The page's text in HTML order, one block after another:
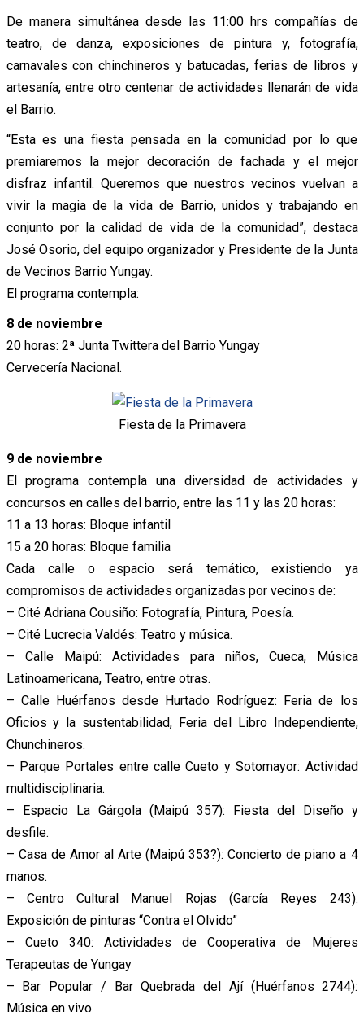
De manera simultánea desde las 11:00 hrs compañías de
teatro, de danza, exposiciones de pintura y, fotografía,
carnavales con chinchineros y batucadas, ferias de libros y
artesanía, entre otro centenar de actividades llenarán de vida
el Barrio.
“Esta es una fiesta pensada en la comunidad por lo que
premiaremos la mejor decoración de fachada y el mejor
disfraz infantil. Queremos que nuestros vecinos vuelvan a
vivir la magia de la vida de Barrio, unidos y trabajando en
conjunto por la calidad de vida de la comunidad”, destaca
José Osorio, del equipo organizador y Presidente de la Junta
de Vecinos Barrio Yungay.
El programa contempla:
8 de noviembre
20 horas: 2ª Junta Twittera del Barrio Yungay
Cervecería Nacional.
Fiesta de la Primavera
9 de noviembre
El programa contempla una diversidad de actividades y
concursos en calles del barrio, entre las 11 y las 20 horas:
11 a 13 horas: Bloque infantil
15 a 20 horas: Bloque familia
Cada calle o espacio será temático, existiendo ya
compromisos de actividades organizadas por vecinos de:
– Cité Adriana Cousiño: Fotografía, Pintura, Poesía.
– Cité Lucrecia Valdés: Teatro y música.
– Calle Maipú: Actividades para niños, Cueca, Música
Latinoamericana, Teatro, entre otras.
– Calle Huérfanos desde Hurtado Rodríguez: Feria de los
Oficios y la sustentabilidad, Feria del Libro Independiente,
Chunchineros.
– Parque Portales entre calle Cueto y Sotomayor: Actividad
multidisciplinaria.
– Espacio La Gárgola (Maipú 357): Fiesta del Diseño y
desfile.
– Casa de Amor al Arte (Maipú 353?): Concierto de piano a 4
manos.
– Centro Cultural Manuel Rojas (García Reyes 243):
Exposición de pinturas “Contra el Olvido”
– Cueto 340: Actividades de Cooperativa de Mujeres
Terapeutas de Yungay
– Bar Popular / Bar Quebrada del Ají (Huérfanos 2744):
Música en vivo